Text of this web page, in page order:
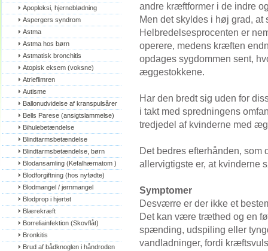
Apopleksi, hjerneblødning
Aspergers syndrom
Astma
Astma hos børn
Astmatisk bronchitis
Atopisk eksem (voksne)
Atrieflimren
Autisme
Ballonudvidelse af kranspulsårer
Bells Parese (ansigtslammelse)
Bihulebetændelse
Blindtarmsbetændelse
Blindtarmsbetændelse, børn
Blodansamling (Kefalhæmatom )
Blodforgiftning (hos nyfødte)
Blodmangel / jernmangel
Blodprop i hjertet
Blærekræft
Borreliainfektion (Skovflåt)
Bronkitis
Brud af bådknoglen i håndroden
andre kræftformer i de indre
Men det skyldes i høj grad,
Helbredelsesprocenten er
operere, medens kræften
opdages sygdommen sent,
æggestokkene.
Har den bredt sig uden for
i takt med spredningens
tredjedel af kvinderne med
Det bedres efterhånden, som
allervigtigste er, at kvinderne
Symptomer
Desværre er der ikke et
Det kan være træthed og en
spænding, udspiling eller
vandladninger, fordi